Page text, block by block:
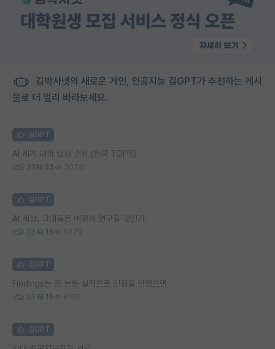
김박사넷의 새로운 거인, 인공지능 김GPT가 추천하는 게시
물로 더 멀리 바라보세요.
김GPT
AI 세계 대학 랭킹 순위 (한국 TOP5)
31 33 30741
김GPT
AI 세상. 그대들은 어떻게 연구할 것인가.
23 13 5779
김GPT
Findings는 좀 논문 실적으로 인정을 안했으면
23 15 8136
김GPT